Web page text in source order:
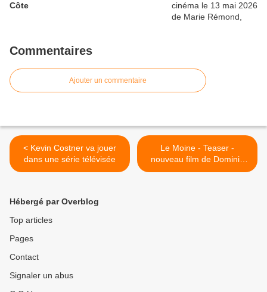
Côte
Commentaires
Ajouter un commentaire
< Kevin Costner va jouer
dans une série télévisée
Le Moine - Teaser -
nouveau film de Dominik
Moll avec Vincent Cassel >
Hébergé par Overblog
Top articles
Pages
Contact
Signaler un abus